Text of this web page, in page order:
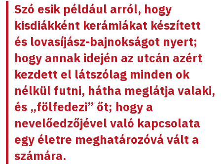
Szó esik például arról, hogy
kisdiákként kerámiákat készített
és lovasíjász-bajnokságot nyert;
hogy annak idején az utcán azért
kezdett el látszólag minden ok
nélkül futni, hátha meglátja valaki,
és „fölfedezi” őt; hogy a
nevelőedzőjével való kapcsolata
egy életre meghatározóvá vált a
számára.